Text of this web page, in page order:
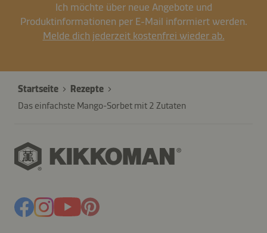
Ich möchte über neue Angebote und
Produktinformationen per E-Mail informiert werden.
Melde dich jederzeit kostenfrei wieder ab.
Startseite
Rezepte
Das einfachste Mango-Sorbet mit 2 Zutaten